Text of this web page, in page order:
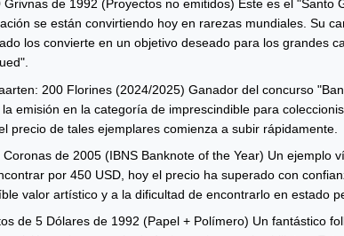
Grivnas de 1992 (Proyectos no emitidos) Este es el
se están convirtiendo hoy en rarezas mundiales. Su
los convierte en un objetivo deseado para los grandes
200 Florines (2024/2025) Ganador del concurso
emisión en la categoría de imprescindible para
precio de tales ejemplares comienza a subir rápidamente.
de 2005 (IBNS Banknote of the Year) Un
por 450 USD, hoy el precio ha superado con
valor artístico y a la dificultad de encontrarlo en estado
de 5 Dólares de 1992 (Papel + Polímero) Un fantástico